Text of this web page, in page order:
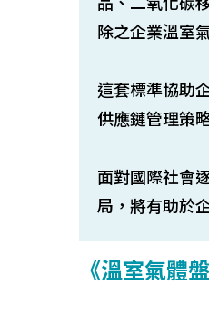
品、二氧化碳
除之企業溫室
這套標準協助
供應鏈管理策
面對國際社會
局，將有助於
《溫室氣體